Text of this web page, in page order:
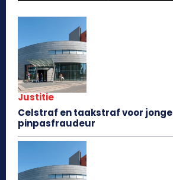
Justitie
Celstraf en taakstraf voor jonge
pinpasfraudeur